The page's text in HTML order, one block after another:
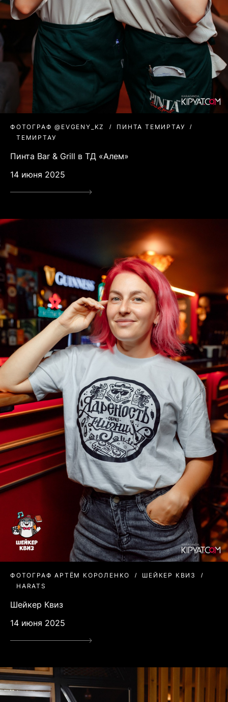
ФОТОГРАФ @EVGENY_KZ
ПИНТА ТЕМИРТАУ
ТЕМИРТАУ
Пинта Bar & Grill в ТД «Алем»
14 июня 2025
ФОТОГРАФ АРТЁМ КОРОЛЕНКО
ШЕЙКЕР КВИЗ
HARATS
Шейкер Квиз
14 июня 2025